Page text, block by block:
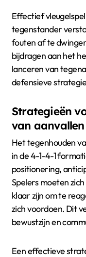
Effectief
tegenstander
fouten af te
bijdragen aan het
lanceren van
defensieve
Strategieën
van
Het tegenhouden
in de 4-1-4-1
positionering,
Spelers moeten
klaar zijn om te
zich voordoen. Dit
bewustzijn en
Een effectieve